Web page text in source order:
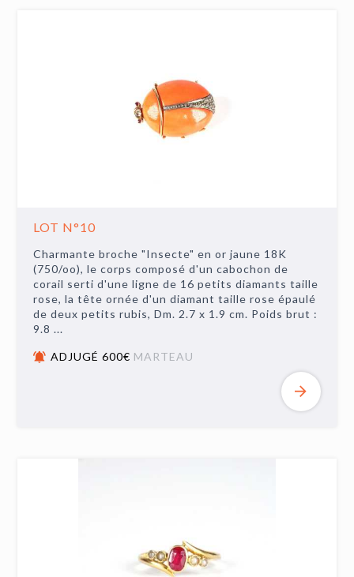
LOT N°10
Charmante broche "Insecte" en or jaune 18K
(750/oo), le corps composé d'un cabochon de
corail serti d'une ligne de 16 petits diamants taille
rose, la tête ornée d'un diamant taille rose épaulé
de deux petits rubis, Dm. 2.7 x 1.9 cm. Poids brut :
9.8 ...
ADJUGÉ 600€ MARTEAU